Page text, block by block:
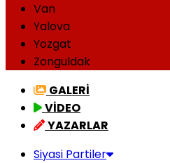
Van
Yalova
Yozgat
Zonguldak
GALERİ
VİDEO
YAZARLAR
Siyasi Partiler